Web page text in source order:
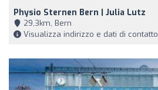
Physio Sternen Bern | Julia Lutz
29,3km, Bern
Visualizza indirizzo e dati di contatto